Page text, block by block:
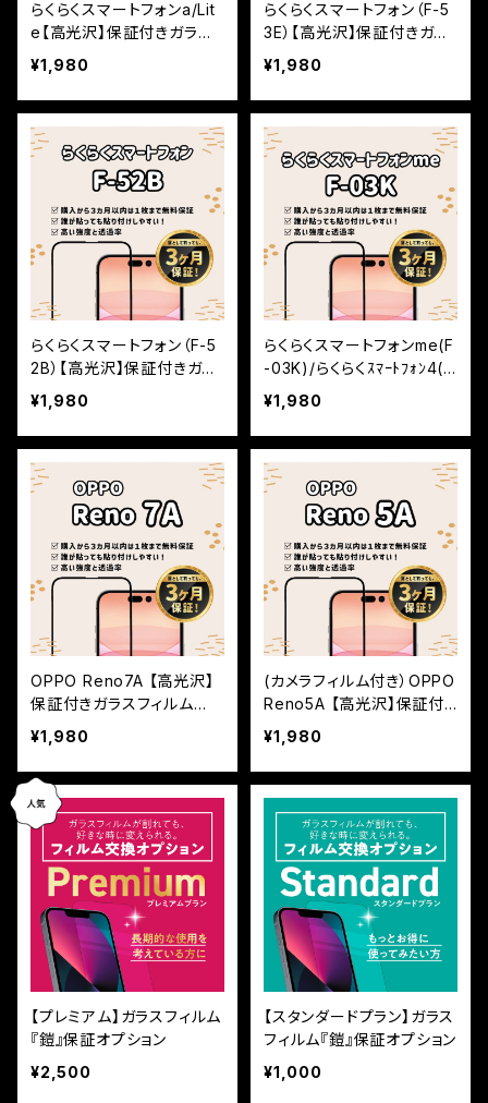
らくらくスマートフォンa/Lit
e【高光沢】保証付きガラス
フィルム『鎧』全面フルカバ
¥1,980
らくらくスマートフォン（F-5
3E）【高光沢】保証付きガラ
スフィルム『鎧』全面フルカ
バー
¥1,980
らくらくスマートフォン（F-5
2B）【高光沢】保証付きガラ
スフィルム『鎧』全面フルカ
バー
¥1,980
らくらくスマートフォンme(F
-03K)/らくらくｽﾏｰﾄﾌｫﾝ4(F
-04J)【高光沢】保証付きガ
ラスフィルム『鎧』全面フル
カバー
¥1,980
OPPO Reno7A 【高光沢】
保証付きガラスフィルム
『鎧』全面フルカバー
¥1,980
(カメラフィルム付き）OPPO
Reno5A 【高光沢】保証付
きガラスフィルム『鎧』全面
フルカバー
¥1,980
【プレミアム】ガラスフィルム
『鎧』保証オプション
¥2,500
【スタンダードプラン】ガラス
フィルム『鎧』保証オプション
¥1,000